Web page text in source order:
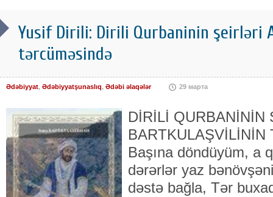
Yusif Dirili: Dirili Qurbaninin şeirləri
tərcüməsində
Ədəbiyyat, Ədəbiyyatşunaslıq, Ədəbi əlaqələr 29 марта
DİRİLİ QURBANİNİN
Başına döndüyüm, a
dərərlər yaz
dəstə bağla, Tər